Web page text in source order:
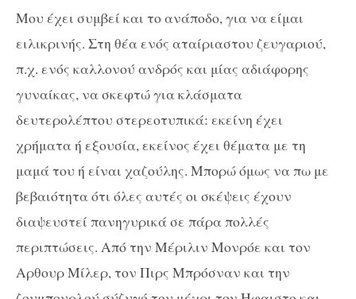
Μου έχει συμβεί και το ανάποδο, για να είμαι
ειλικρινής. Στη θέα ενός αταίριαστου ζευγαριού,
π.χ. ενός καλλονού ανδρός και μίας αδιάφορης
γυναίκας, να σκεφτώ για κλάσματα
δευτερολέπτου στερεοτυπικά: εκείνη έχει
χρήματα ή εξουσία, εκείνος έχει θέματα με τη
μαμά του ή είναι χαζούλης. Μπορώ όμως να πω με
βεβαιότητα ότι όλες αυτές οι σκέψεις έχουν
διαψευστεί πανηγυρικά σε πάρα πολλές
περιπτώσεις. Aπό την Μέριλιν Μονρόε και τον
Αρθουρ Μίλερ, τον Πιρς Μπρόσναν και την